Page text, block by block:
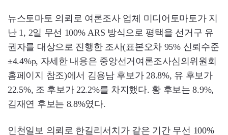
뉴스토마토 의뢰로 여론조사 업체 미디어토마토가 지
난 1, 2일 무선 100% ARS 방식으로 평택을 선거구 유
권자를 대상으로 진행한 조사(표본오차 95% 신뢰수준
±4.4%p, 자세한 내용은 중앙선거여론조사심의위원회
홈페이지 참조)에서 김용남 후보가 28.8%, 유 후보가
22.5%, 조 후보가 22.2%를 차지했다. 황 후보는 8.9%,
김재연 후보는 8.8%였다.
인천일보 의뢰로 한길리서치가 같은 기간 무선 100%